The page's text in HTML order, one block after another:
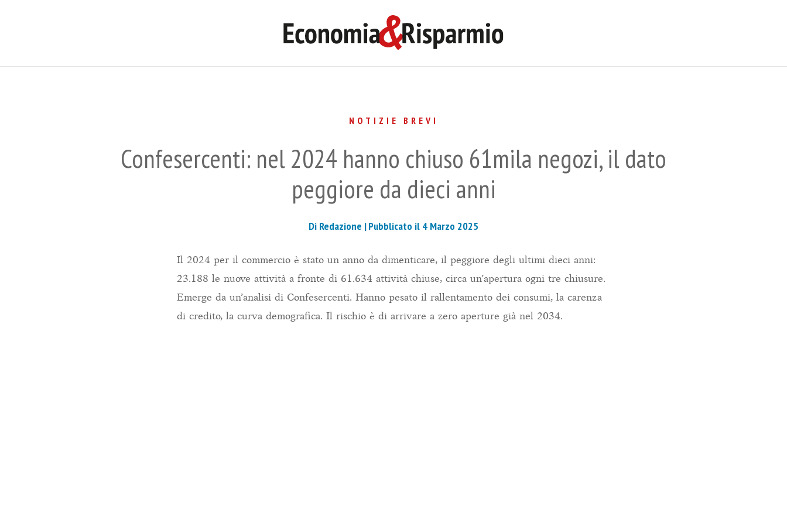
NOTIZIE BREVI
Confesercenti: nel 2024 hanno chiuso 61mila negozi, il dato
peggiore da dieci anni
Di Redazione |Pubblicato il 4 Marzo 2025
Il 2024 per il commercio è stato un anno da dimenticare, il peggiore degli ultimi dieci anni:
23.188 le nuove attività a fronte di 61.634 attività chiuse, circa un’apertura ogni tre chiusure.
Emerge da un’analisi di Confesercenti. Hanno pesato il rallentamento dei consumi, la carenza
di credito, la curva demografica. Il rischio è di arrivare a zero aperture già nel 2034.